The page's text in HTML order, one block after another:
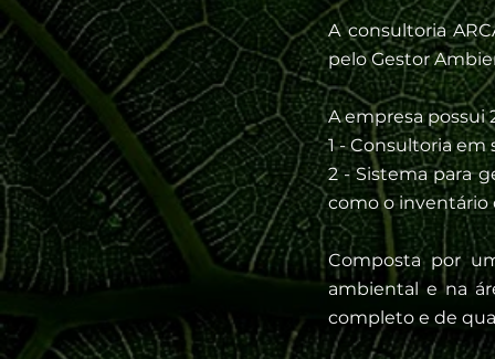
A consultoria
pelo Gestor
A empresa possui
1 - Consultoria
2 - Sistema para
como o inventário
Composta por
ambiental e na
completo e de